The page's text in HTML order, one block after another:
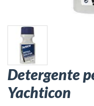
Detergente
Yachticon